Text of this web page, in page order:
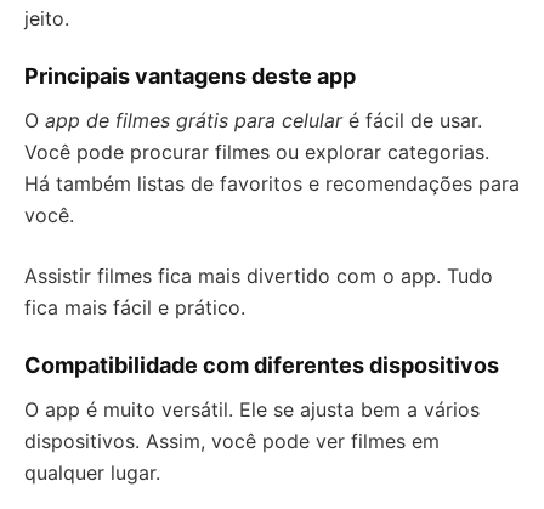
jeito.
Principais vantagens deste app
O app de filmes grátis para celularé fácil de usar.
Você pode procurar filmes ou explorar categorias.
Há também listas de favoritos e recomendações para
você.
Assistir filmes fica mais divertido com o app. Tudo
fica mais fácil e prático.
Compatibilidade com diferentes dispositivos
O app é muito versátil. Ele se ajusta bem a vários
dispositivos. Assim, você pode ver filmes em
qualquer lugar.